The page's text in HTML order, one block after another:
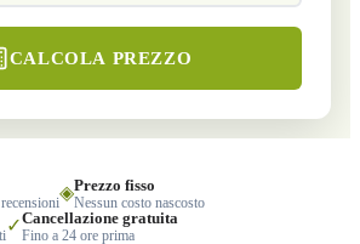
CALCOLA PREZZO
◈Prezzo fisso
Nessun costo nascosto
✓Cancellazione gratuita
Fino a 24 ore prima